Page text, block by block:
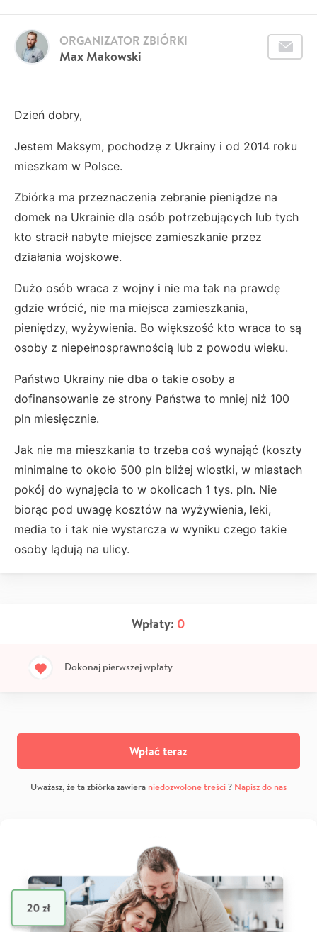
Max Makowski
ORGANIZATOR ZBIÓRKI
Dzień dobry,
Jestem Maksym, pochodzę z Ukrainy i od 2014 roku
mieszkam w Polsce.
Zbiórka ma przeznaczenia zebranie pieniądze na
domek na Ukrainie dla osób potrzebujących lub tych
kto stracił nabyte miejsce zamieszkanie przez
działania wojskowe.
Dużo osób wraca z wojny i nie ma tak na prawdę
gdzie wrócić, nie ma miejsca zamieszkania,
pieniędzy, wyżywienia. Bo większość kto wraca to są
osoby z niepełnosprawnością lub z powodu wieku.
Państwo Ukrainy nie dba o takie osoby a
dofinansowanie ze strony Państwa to mniej niż 100
pln miesięcznie.
Jak nie ma mieszkania to trzeba coś wynająć (koszty
minimalne to około 500 pln bliżej wiostki, w miastach
pokój do wynajęcia to w okolicach 1 tys. pln. Nie
biorąc pod uwagę kosztów na wyżywienia, leki,
media to i tak nie wystarcza w wyniku czego takie
osoby lądują na ulicy.
Wpłaty: 0
Dokonaj pierwszej wpłaty
Wpłać teraz
Uważasz, że ta zbiórka zawiera niedozwolone treści? Napisz do nas